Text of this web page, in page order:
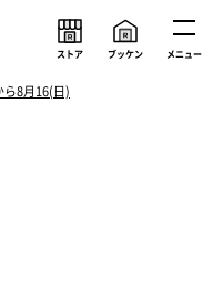
ブッケン
ストア メニュー
8月16(日)